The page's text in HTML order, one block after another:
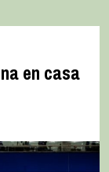
en casa